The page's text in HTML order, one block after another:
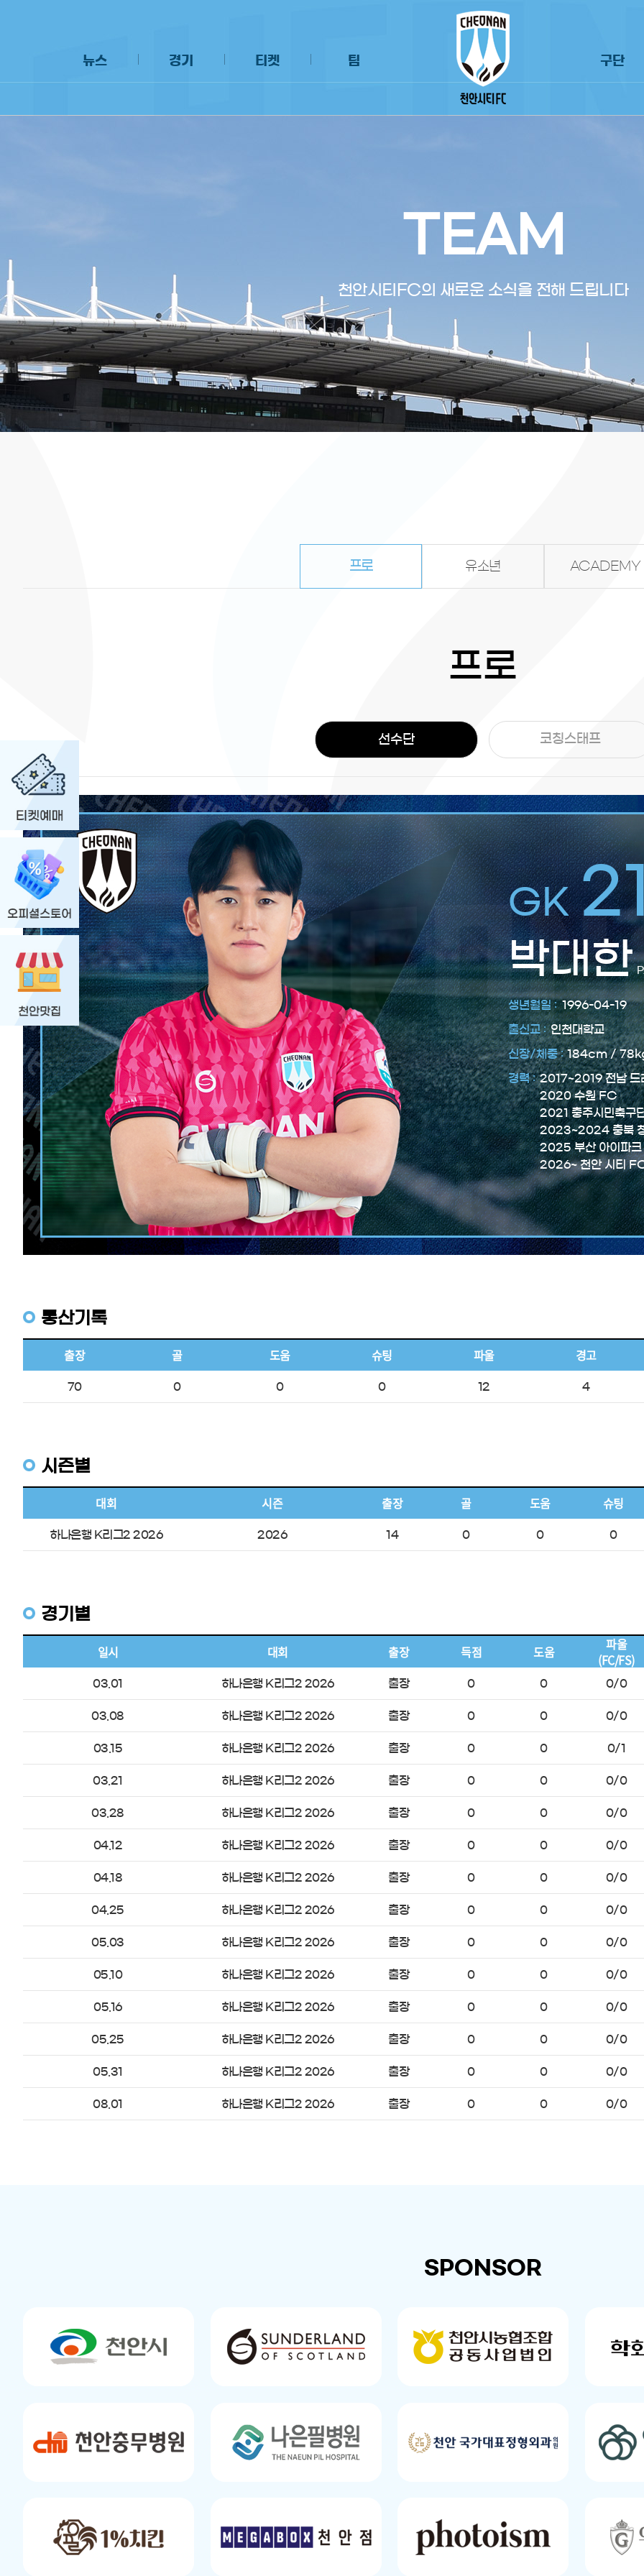
뉴스 경기 티켓 팀 구단
TEAM
천안시티FC의 새로운 소식을 전해 드립니다
프로 유소년 ACADEMY
프로
선수단 코칭스태프
GK
박대한
1996-04-19
인천대학교
184cm /
2017~2019 전남 드
2020 수원 FC
2021 충주시민축구
2023~2024 충북
2025 부산 아이파크
2026~ 천안 시티
통산기록
출장 골 도움 슈팅 파울 경고
70 0 0 0 12 4
시즌별
대회 시즌 출장 골 도움 슈팅
하나은행 K리그2 2026 2026 14 0 0 0
경기별
일시 대회 출장 득점 도움
파울
(FC/FS)
03.01 하나은행 K리그2 2026 출장 0 0 0/0
03.08 하나은행 K리그2 2026 출장 0 0 0/0
03.15 하나은행 K리그2 2026 출장 0 0 0/1
03.21 하나은행 K리그2 2026 출장 0 0 0/0
03.28 하나은행 K리그2 2026 출장 0 0 0/0
04.12 하나은행 K리그2 2026 출장 0 0 0/0
04.18 하나은행 K리그2 2026 출장 0 0 0/0
04.25 하나은행 K리그2 2026 출장 0 0 0/0
05.03 하나은행 K리그2 2026 출장 0 0 0/0
05.10 하나은행 K리그2 2026 출장 0 0 0/0
05.16 하나은행 K리그2 2026 출장 0 0 0/0
05.25 하나은행 K리그2 2026 출장 0 0 0/0
05.31 하나은행 K리그2 2026 출장 0 0 0/0
08.01 하나은행 K리그2 2026 출장 0 0 0/0
SPONSOR